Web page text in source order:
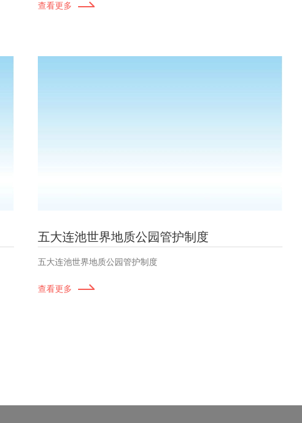
查看更多
五大连池世界地质公园管护制度
五大连池世界地质公园管护制度
查看更多